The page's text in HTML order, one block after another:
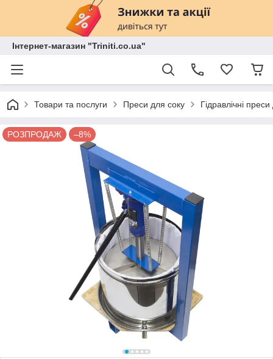
Інтернет-магазин "Triniti.co.ua"
Товари та послуги Преси для соку Гідравлічні
РОЗПРОДАЖ –8%